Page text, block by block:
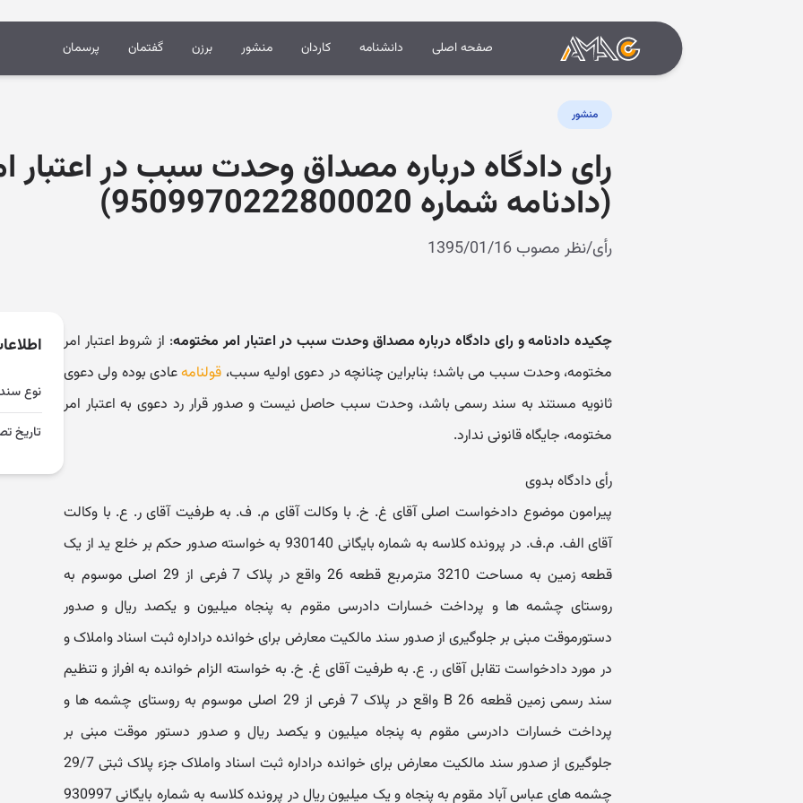
صفحه اصلی دانشنامه کاردان منشور برزن گفتمان پرسمان
منشور
رای دادگاه درباره مصداق وحدت سبب در اعتبار
(دادنامه شماره 9509970222800020)
رأی/نظر مصوب 1395/01/16
چکیده دادنامه و رای دادگاه درباره مصداق وحدت سبب در اعتبار امر مختومه: از شروط اعتبار امر
مختومه، وحدت سبب می باشد؛ بنابراین چنانچه در دعوی اولیه سبب، قولنامهعادی بوده ولی دعوی
ثانویه مستند به سند رسمی باشد، وحدت سبب حاصل نیست و صدور قرار رد دعوی به اعتبار امر
مختومه، جایگاه قانونی ندارد.
رأی دادگاه بدوی
پیرامون موضوع دادخواست اصلی آقای غ. خ. با وکالت آقای م. ف. به طرفیت آقای ر. ع. با وکالت
آقای الف. م.ف. در پرونده کلاسه به شماره بایگانی 930140 به خواسته صدور حکم بر خلع ید از یک
قطعه زمین به مساحت 3210 مترمربع قطعه 26 واقع در پلاک 7 فرعی از 29 اصلی موسوم به
روستای چشمه ها و پرداخت خسارات دادرسی مقوم به پنجاه میلیون و یکصد ریال و صدور
دستورموقت مبنی بر جلوگیری از صدور سند مالکیت معارض برای خوانده دراداره ثبت اسناد واملاک و
در مورد دادخواست تقابل آقای ر. ع. به طرفیت آقای غ. خ. به خواسته الزام خوانده به افراز و تنظیم
سند رسمی زمین قطعه 26 B واقع در پلاک 7 فرعی از 29 اصلی موسوم به روستای چشمه ها و
پرداخت خسارات دادرسی مقوم به پنجاه میلیون و یکصد ریال و صدور دستور موقت مبنی بر
جلوگیری از صدور سند مالکیت معارض برای خوانده دراداره ثبت اسناد واملاک جزء پلاک ثبتی 29/7
چشمه های عباس آباد مقوم به پنجاه و یک میلیون ریال در پرونده کلاسه به شماره بایگانی 930997
نوع سند
تاریخ